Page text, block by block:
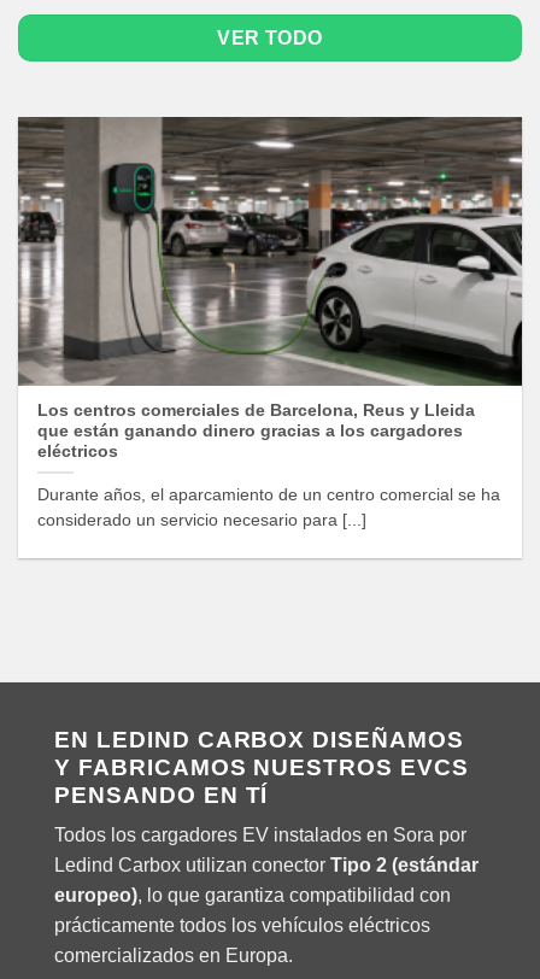
VER TODO
Los centros comerciales de Barcelona, Reus y Lleida
que están ganando dinero gracias a los cargadores
eléctricos
Durante años, el aparcamiento de un centro comercial se ha
considerado un servicio necesario para [...]
EN LEDIND CARBOX DISEÑAMOS
Y FABRICAMOS NUESTROS EVCS
PENSANDO EN TÍ
Todos los cargadores EV instalados en Sora por
Ledind Carbox utilizan conector Tipo 2 (estándar
europeo), lo que garantiza compatibilidad con
prácticamente todos los vehículos eléctricos
comercializados en Europa.